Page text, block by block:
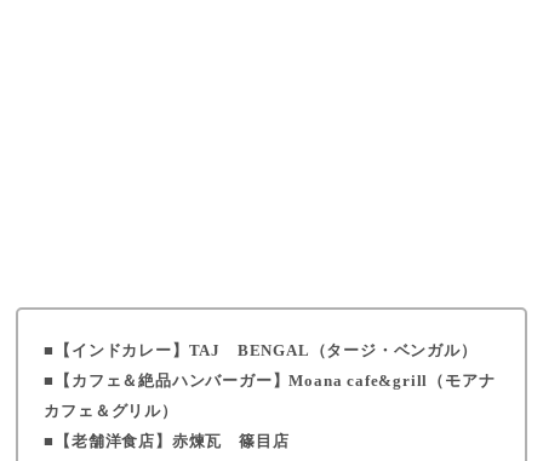
【インドカレー】TAJ BENGAL（タージ・ベンガル）
【カフェ＆絶品ハンバーガー】Moana cafe&grill（モアナ
カフェ＆グリル）
【老舗洋食店】赤煉瓦 篠目店